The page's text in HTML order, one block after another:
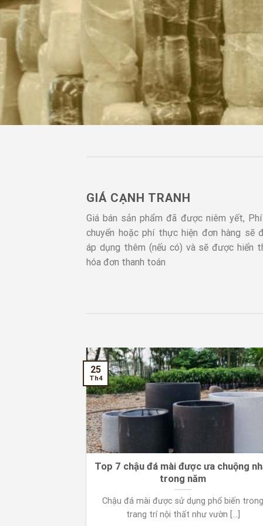
GIÁ CẠNH TRANH
Giá bán sản phẩm đã được niêm yết,
chuyển hoặc phí thực hiện đơn hàng sẽ
áp dụng thêm (nếu có) và sẽ được hiển
hóa đơn thanh toán
Top 7 chậu đá mài được ưa chuộng
trong năm
Chậu đá mài được sử dụng phổ biến trong
trang trí nội thất như vườn [...]
25
Th4